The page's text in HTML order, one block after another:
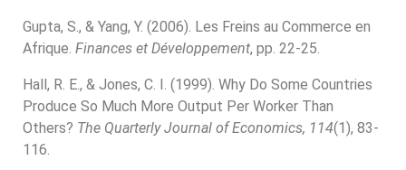
Gupta, S., & Yang, Y. (2006). Les Freins au Commerce en
Afrique. Finances et Développement, pp. 22-25.
Hall, R. E., & Jones, C. I. (1999). Why Do Some Countries
Produce So Much More Output Per Worker Than
Others? The Quarterly Journal of Economics, 114(1), 83-
116.